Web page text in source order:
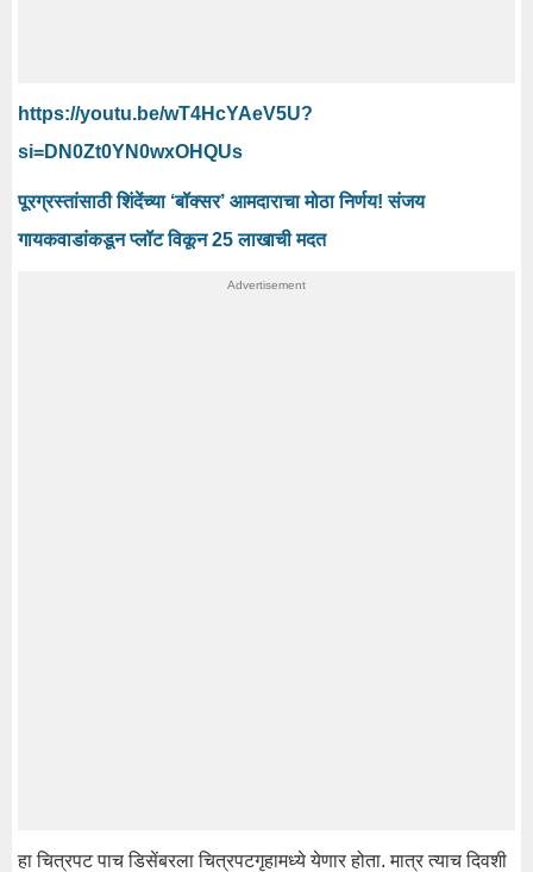
https://youtu.be/wT4HcYAeV5U?
si=DN0Zt0YN0wxOHQUs
पूरग्रस्तांसाठी शिंदेंच्या ‘बॉक्सर’ आमदाराचा मोठा निर्णय! संजय
गायकवाडांकडून प्लॉट विकून 25 लाखाची मदत
हा चित्रपट पाच डिसेंबरला चित्रपटगृहामध्ये येणार होता. मात्र त्याच दिवशी